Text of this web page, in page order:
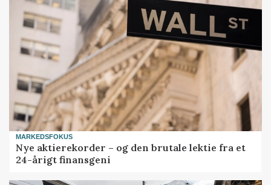
MARKEDSFOKUS
Nye aktierekorder – og den brutale lektie fra et
24-årigt finansgeni